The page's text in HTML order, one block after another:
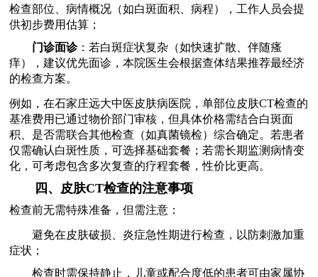
检查部位、病情概况（如白斑面积、病程），工作人员会提
供初步费用估算；
门诊面诊：若白斑症状复杂（如快速扩散、伴随瘙
痒），建议优先面诊，本院医生会根据查体结果推荐最经济
的检查方案。
例如，在石家庄远大中医皮肤病医院，单部位皮肤CT检查的
基准费用已通过物价部门审核，但具体价格需结合白斑面
积、是否需联合其他检查（如真菌镜检）综合确定。若患者
仅需确认白斑性质，可选择基础套餐；若需长期监测病情变
化，可考虑包含多次复查的疗程套餐，性价比更高。
四、皮肤CT检查的注意事项
检查前无需特殊准备，但需注意：
避免在皮肤破损、炎症急性期进行检查，以防刺激加重
症状；
检查时需保持静止，儿童或配合度低的患者可由家属协